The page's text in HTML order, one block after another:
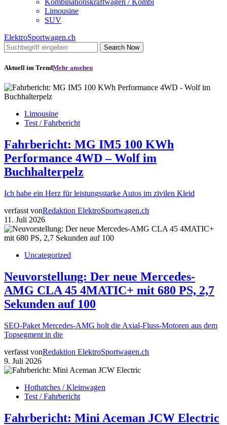
Kombinationskraftwagen / Kombi
Limousine
SUV
ElektroSportwagen.ch
Search Now
Aktuell im TrendMehr ansehen
Limousine
Test / Fahrbericht
Fahrbericht: MG IM5 100 KWh
Performance 4WD – Wolf im
Buchhalterpelz
Ich habe ein Herz für leistungsstarke Autos im zivilen Kleid
verfasst vonRedaktion ElektroSportwagen.ch
11. Juli 2026
Uncategorized
Neuvorstellung: Der neue Mercedes-
AMG CLA 45 4MATIC+ mit 680 PS, 2,7
Sekunden auf 100
SEO-Paket Mercedes-AMG holt die Axial-Fluss-Motoren aus dem
Topsegment in die
verfasst vonRedaktion ElektroSportwagen.ch
9. Juli 2026
Hothatches / Kleinwagen
Test / Fahrbericht
Fahrbericht: Mini Aceman JCW Electric